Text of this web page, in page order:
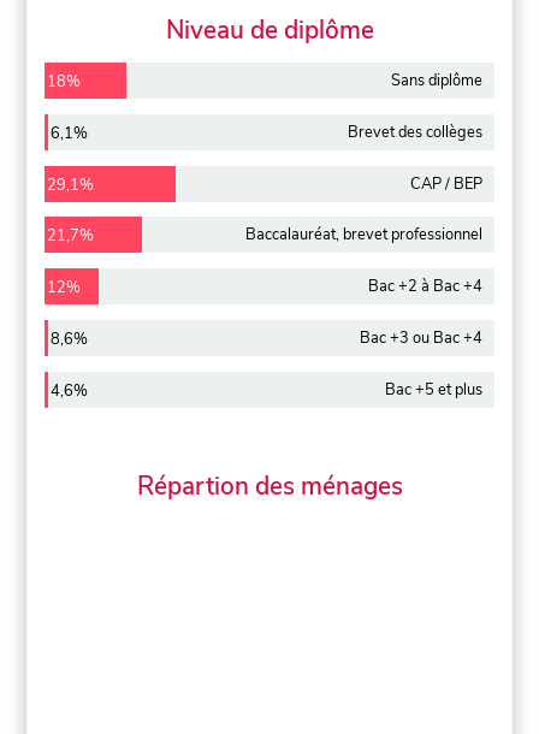
Niveau de diplôme
18% Sans diplôme
6,1% Brevet des collèges
29,1% CAP / BEP
21,7% Baccalauréat, brevet professionnel
12% Bac +2 à Bac +4
8,6% Bac +3 ou Bac +4
4,6% Bac +5 et plus
Répartion des ménages